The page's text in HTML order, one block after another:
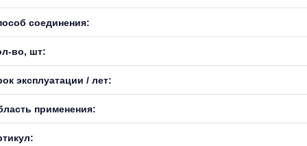
соединения:
во, шт:
эксплуатации / лет:
применения: